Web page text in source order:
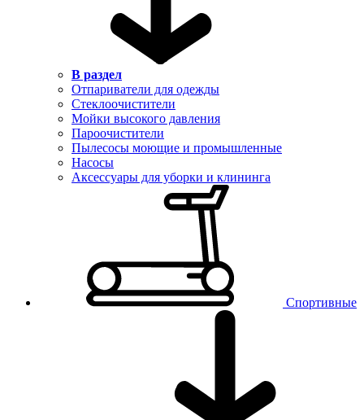
В раздел
Отпариватели для одежды
Стеклоочистители
Мойки высокого давления
Пароочистители
Пылесосы моющие и промышленные
Насосы
Аксессуары для уборки и клининга
Спортивные